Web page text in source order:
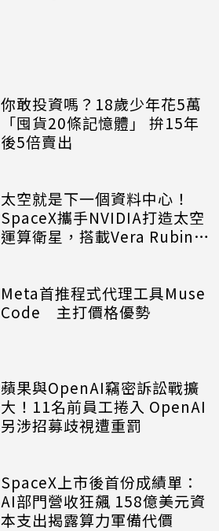
你敢投資嗎？18歲少年花5萬
「囤貨20條記憶體」 拚15年
後5倍賣出
太空就是下一個資料中心！
SpaceX攜手NVIDIA打造太空
運算衛星，搭載Vera Rubin運
Meta首推程式代理工具Muse
Code 主打價格優勢
蘋果與OpenAI竊密訴訟戰擴
大！11名前員工捲入 OpenAI
另涉招募歧視遭重罰
SpaceX上市後首份成績單：
AI部門營收狂飆 158億美元資
本支出揭露算力軍備代價